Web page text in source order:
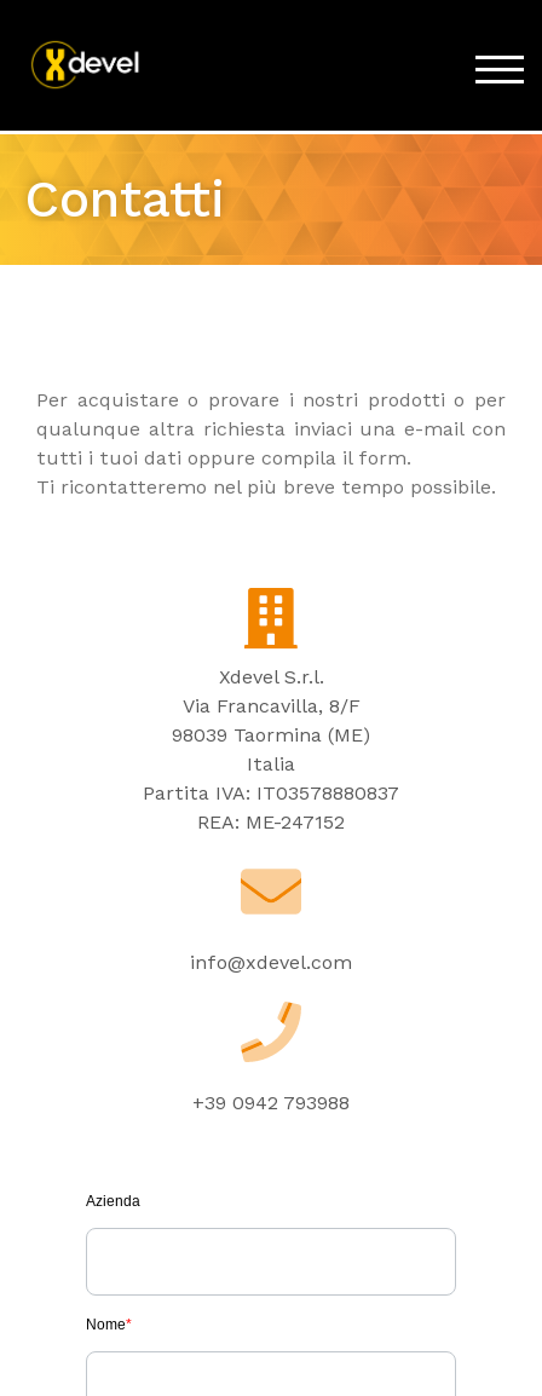
Home
Prodotti
Azienda
Contatti
Per acquistare o provare i nostri prodotti o per
qualunque altra richiesta inviaci una e-mail con
tutti i tuoi dati oppure compila il form.
Ti ricontatteremo nel più breve tempo possibile.
Xdevel S.r.l.
Via Francavilla, 8/F
98039 Taormina (ME)
Italia
Partita IVA: IT03578880837
REA: ME-247152
info@xdevel.com
+39 0942 793988
Azienda
Nome*